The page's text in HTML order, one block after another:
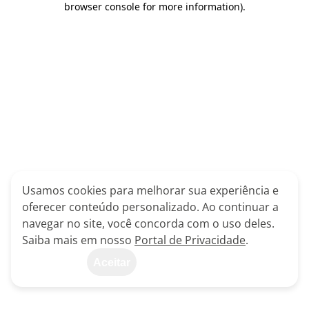
browser console for more information).
Usamos cookies para melhorar sua experiência e
oferecer conteúdo personalizado. Ao continuar a
navegar no site, você concorda com o uso deles.
Saiba mais em nosso Portal de Privacidade.